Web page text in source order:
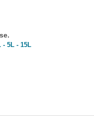
- 5L - 15L